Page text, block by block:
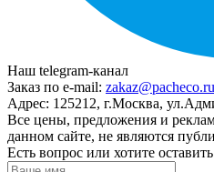
Наш telegram-канал
Заказ по e-mail: zakaz@pacheco.ru
Адрес: 125212, г.Москва,
Все цены, предложения и
данном сайте, не являются
Есть вопрос или хотите